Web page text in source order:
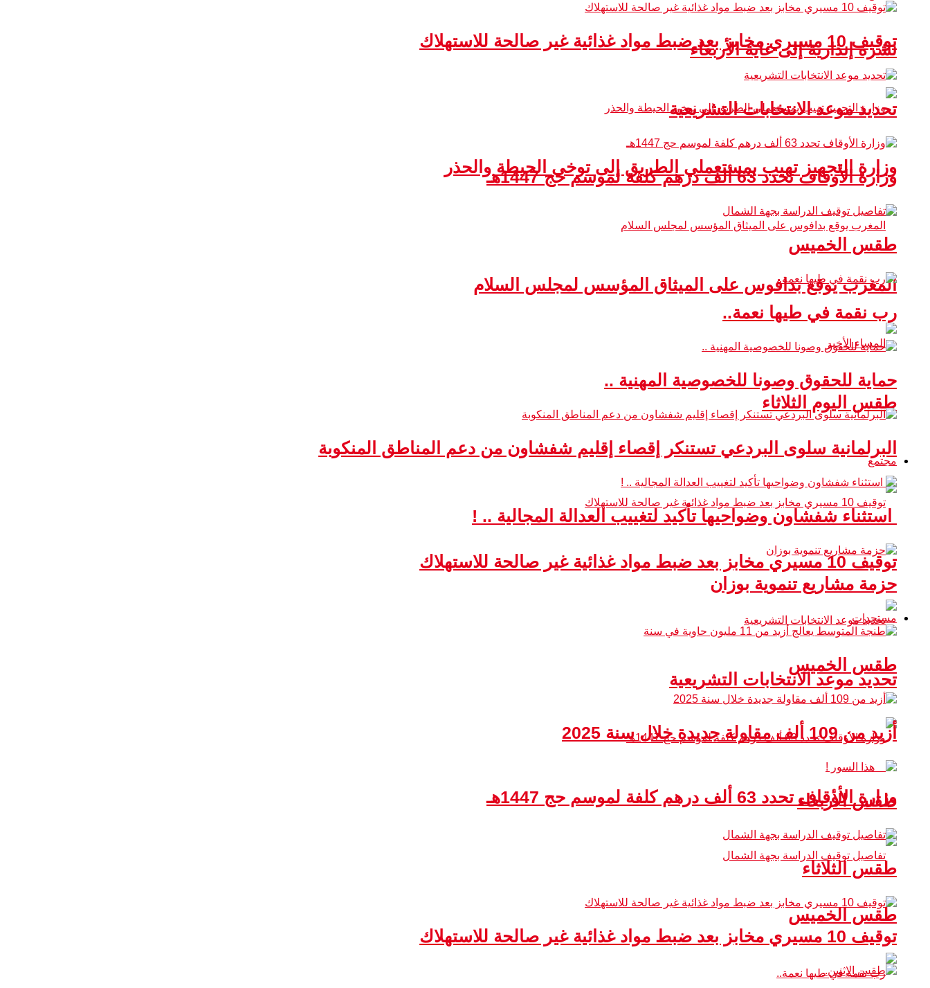
نشرة إنذارية إلى غاية الأربعاء
وزارة التجهيز تهيب بمستعملي الطريق إلى توخي الحيطة والحذر
المغرب يوقع بدافوس على الميثاق المؤسس لمجلس السلام
طقس اليوم الثلاثاء
مجتمع
توقيف 10 مسيري مخابز بعد ضبط مواد غذائية غير صالحة للاستهلاك
تحديد موعد الانتخابات التشريعية
وزارة الأوقاف تحدد 63 ألف درهم كلفة لموسم حج 1447هـ
طقس الخميس
توقيف 10 مسيري مخابز بعد ضبط مواد غذائية غير صالحة للاستهلاك
تحديد موعد الانتخابات التشريعية
وزارة الأوقاف تحدد 63 ألف درهم كلفة لموسم حج 1447هـ
طقس الخميس
رب نقمة في طيها نعمة..
حماية للحقوق وصونا للخصوصية المهنية ..
البرلمانية سلوى البردعي تستنكر إقصاء إقليم شفشاون من دعم المناطق المنكوبة
استثناء شفشاون وضواحيها تأكيد لتغييب العدالة المجالية .. !
حزمة مشاريع تنموية بوزان
مستجدات
طقس الخميس
أزيد من 109 ألف مقاولة جديدة خلال سنة 2025
طقس الأربعاء
طقس الثلاثاء
توقيف 10 مسيري مخابز بعد ضبط مواد غذائية غير صالحة للاستهلاك